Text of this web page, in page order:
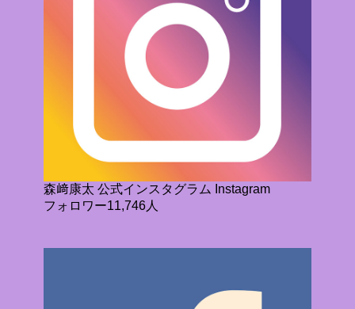
森﨑康太 公式インスタグラム Instagram
フォロワー11,746人